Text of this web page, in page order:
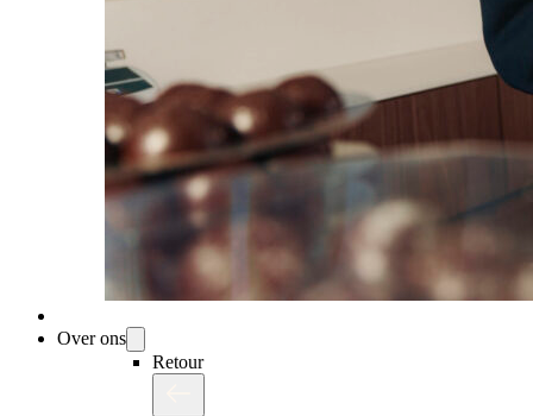
Over ons
Retour